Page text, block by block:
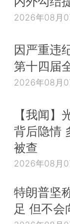
2026年08月
因严重违
第十四届
2026年08月
【我闻
背后隐情
被查
2026年08月
特朗普坚
足 但不会